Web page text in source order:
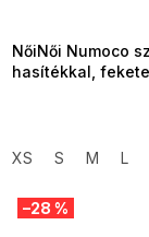
NőiNői Numoco
hasítékkal, fekete
XS S M L
–28 %